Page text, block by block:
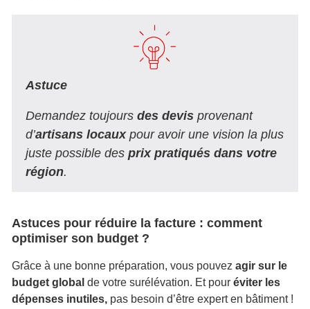
Astuce
Demandez toujours des devis provenant
d’artisans locauxpour avoir une vision la plus
juste possible des prix pratiqués dans votre
région.
Astuces pour réduire la facture : comment
optimiser son budget ?
Grâce à une bonne préparation, vous pouvez agir sur le
budget global de votre surélévation. Et pour éviter les
dépenses inutiles, pas besoin d’être expert en bâtiment !